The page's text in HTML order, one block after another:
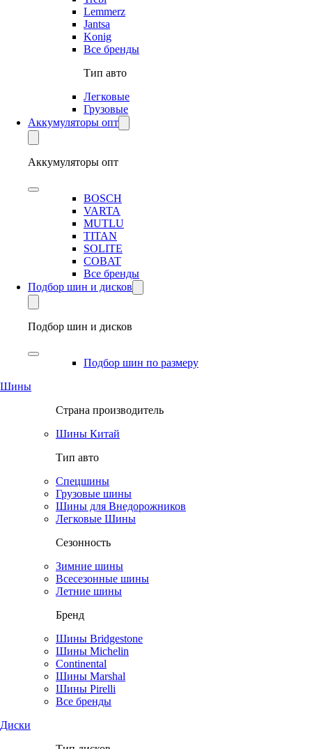
Lemmerz
Jantsa
Konig
Все бренды
Тип авто
Легковые
Грузовые
Аккумуляторы опт
Аккумуляторы опт
BOSCH
VARTA
MUTLU
TITAN
SOLITE
COBAT
Все бренды
Подбор шин и дисков
Подбор шин и дисков
Подбор шин по размеру
Шины
Страна производитель
Шины Китай
Тип авто
Спецшины
Грузовые шины
Шины для Внедорожников
Легковые Шины
Сезонность
Зимние шины
Всесезонные шины
Летние шины
Бренд
Шины Bridgestone
Шины Michelin
Continental
Шины Marshal
Шины Pirelli
Все бренды
Диски